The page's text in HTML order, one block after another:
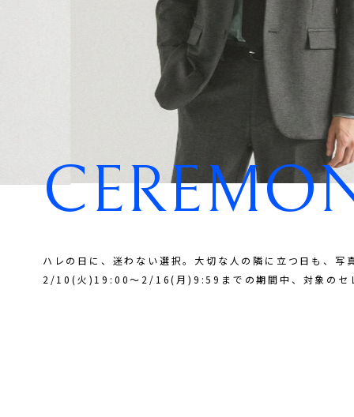
ハレの日に、迷わない選択。大切な人の隣に立つ日も、
2/10(火)19:00～2/16(月)9:59までの期間中、対象のセ